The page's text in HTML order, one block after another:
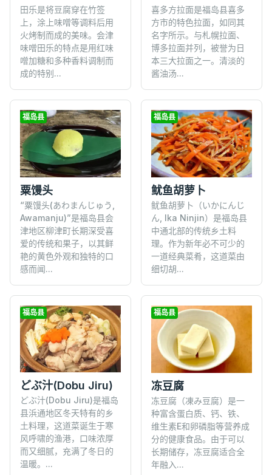
田乐是将豆腐穿在竹签
上，涂上味噌等调料后用
火烤制而成的美味。会津
味噌田乐的特点是用红味
噌加糖和多种香料调制而
成的特别...
喜多方拉面是福岛县喜多
方市的特色拉面，如同其
名字所示。与札幌拉面、
博多拉面并列，被誉为日
本三大拉面之一。清淡的
酱油汤...
福岛县
粟馒头
“粟馒头(あわまんじゅう,
Awamanju)”是福岛县会
津地区柳津町长期深受喜
爱的传统和果子，以其鲜
艳的黄色外观和独特的口
感而闻...
福岛县
鱿鱼胡萝卜
鱿鱼胡萝卜（いかにんじ
ん, Ika Ninjin）是福岛县
中通北部的传统乡土料
理。作为新年必不可少的
一道经典菜肴，这道菜由
细切胡...
福岛县
どぶ汁(Dobu Jiru)
どぶ汁(Dobu Jiru)是福岛
县浜通地区冬天特有的乡
土料理，这道菜诞生于寒
风呼啸的渔港，口味浓厚
而又细腻，充满了冬日的
温暖。...
福岛县
冻豆腐
冻豆腐（凍み豆腐）是一
种富含蛋白质、钙、铁、
维生素E和卵磷脂等营养成
分的健康食品。由于可以
长期储存，冻豆腐适合全
年融入...